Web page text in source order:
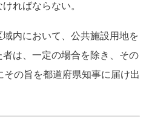
ればならない。
内において、公共施設用地を
は、一定の場合を除き、その
の旨を都道府県知事に届け出